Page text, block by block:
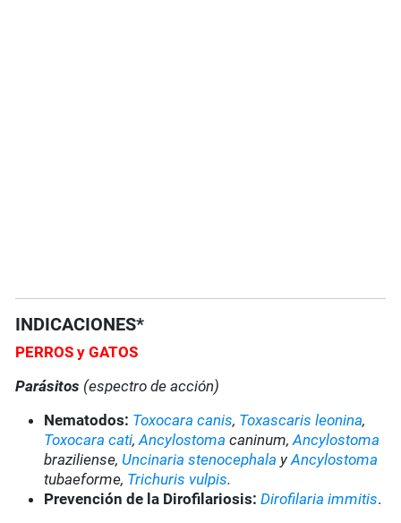
INDICACIONES*
PERROS y GATOS
Parásitos (espectro de acción)
Nematodos: Toxocara canis, Toxascaris leonina,
Toxocara cati,Ancylostomacaninum,Ancylostoma
braziliense, Uncinaria stenocephala yAncylostoma
tubaeforme, Trichuris vulpis.
Prevención de la Dirofilariosis:Dirofilaria immitis.